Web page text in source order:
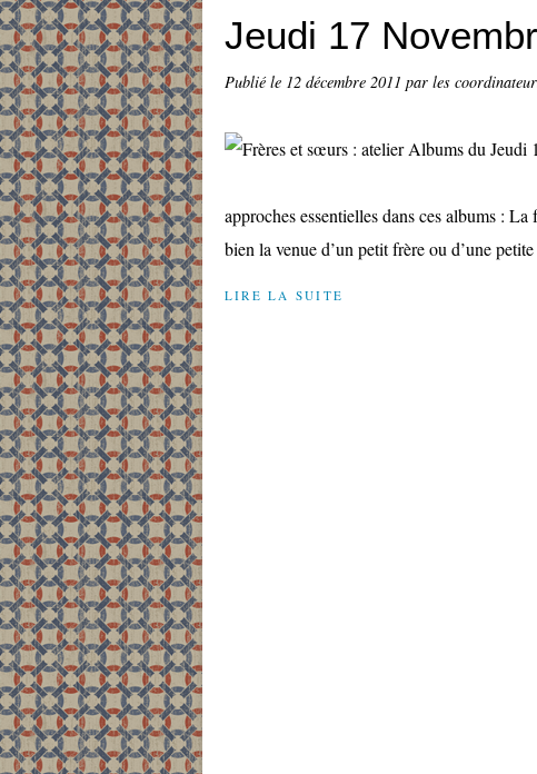
Jeudi 17
Publié le 12 décembre 2011 par les
approches essentielles dans ces albums :
bien la venue d’un petit frère ou d’une
LIRE LA SUITE